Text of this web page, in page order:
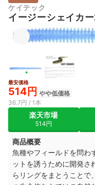
ケイテック
イージーシェイカ
最安価格
514円 やや低価格
36.7円 / 1本
楽天市場
514円
商品概要
魚種やフィールドを問わ
ットを誘うために開発さ
らリングをまとうことで